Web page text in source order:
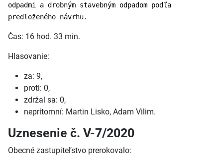
odpadmi a drobným stavebným odpadom podľa
predloženého návrhu.
Čas: 16 hod. 33 min.
Hlasovanie:
za: 9,
proti: 0,
zdržal sa: 0,
neprítomní: Martin Lisko, Adam Vilim.
Uznesenie č. V-7/2020
Obecné zastupiteľstvo prerokovalo: